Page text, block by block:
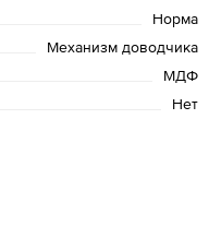
Норма
Механизм доводчика
МДФ
Нет